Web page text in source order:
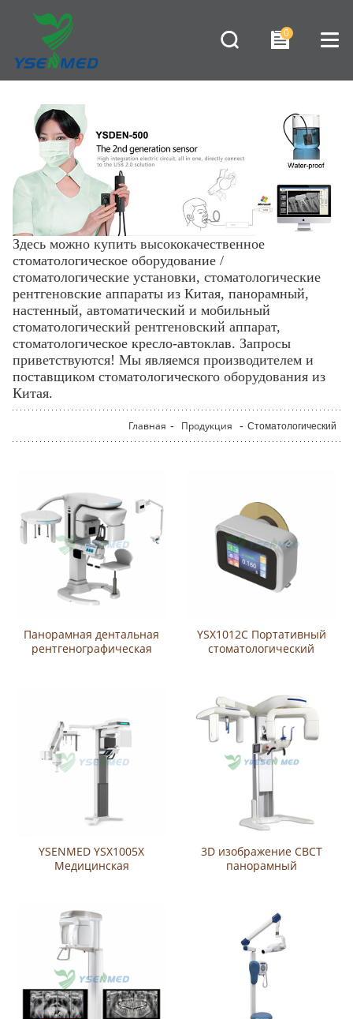
0
Здесь можно купить высококачественное
стоматологическое оборудование /
стоматологические установки,стоматологические
рентгеновские аппараты из Китая, панорамный,
настенный, автоматический и мобильный
стоматологический рентгеновский аппарат,
стоматологическое кресло-автоклав. Запросы
приветствуются! Мы являемся производителем и
поставщиком стоматологического оборудования из
Китая.
Главная - Продукция - Стоматологический
Панорамная дентальная
рентгенографическая
YSX1012C Портативный
стоматологический
YSENMED YSX1005X
Медицинская
цефалометрическая
периапикальная
рентгеновская система
CBCT
3D изображение CBCT
панорамный